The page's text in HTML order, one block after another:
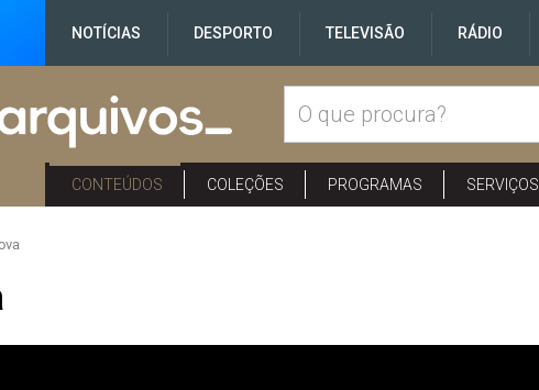
NOTÍCIAS DESPORTO TELEVISÃO RÁDIO
CONTEÚDOS COLEÇÕES PROGRAMAS SERVIÇOS